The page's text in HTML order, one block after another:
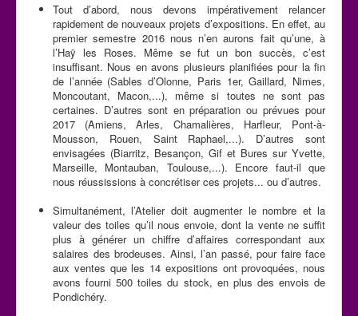
Tout d’abord, nous devons impérativement relancer
rapidement de nouveaux projets d’expositions. En effet, au
premier semestre 2016 nous n’en aurons fait qu’une, à
l’Haÿ les Roses. Même se fut un bon succès, c’est
insuffisant. Nous en avons plusieurs planifiées pour la fin
de l’année (Sables d’Olonne, Paris 1er, Gaillard, Nimes,
Moncoutant, Macon,...), même si toutes ne sont pas
certaines. D’autres sont en préparation ou prévues pour
2017 (Amiens, Arles, Chamalières, Harfleur, Pont-à-
Mousson, Rouen, Saint Raphael,...). D’autres sont
envisagées (Biarritz, Besançon, Gif et Bures sur Yvette,
Marseille, Montauban, Toulouse,...). Encore faut-il que
nous réussissions à concrétiser ces projets... ou d’autres.
Simultanément, l’Atelier doit augmenter le nombre et la
valeur des toiles qu’il nous envoie, dont la vente ne suffit
plus à générer un chiffre d’affaires correspondant aux
salaires des brodeuses. Ainsi, l’an passé, pour faire face
aux ventes que les 14 expositions ont provoquées, nous
avons fourni 500 toiles du stock, en plus des envois de
Pondichéry.